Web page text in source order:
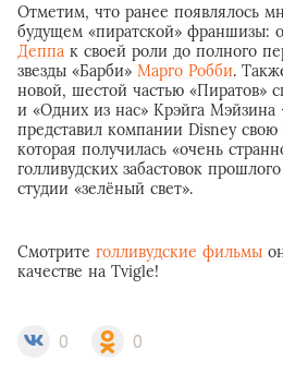
Отметим, что ранее появлялось
будущем «пиратской» франшизы:
Деппа к своей роли до полного
звезды «Барби» Марго Робби.
новой, шестой частью «Пиратов»
и «Одних из нас» Крэйга
представил компании Disney
которая получилась «очень
голливудских забастовок
студии «зелёный свет».
Смотрите голливудские фильмы
качестве на Tvigle!
0 0